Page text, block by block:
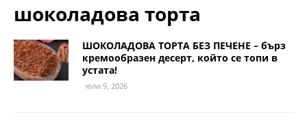
шоколадова торта
ШОКОЛАДОВА ТОРТА БЕЗ ПЕЧЕНЕ – бърз
кремообразен десерт, който се топи в
устата!
юли 9, 2026